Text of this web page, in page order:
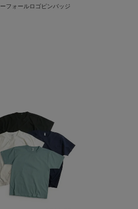
フォールロゴピンバッジ